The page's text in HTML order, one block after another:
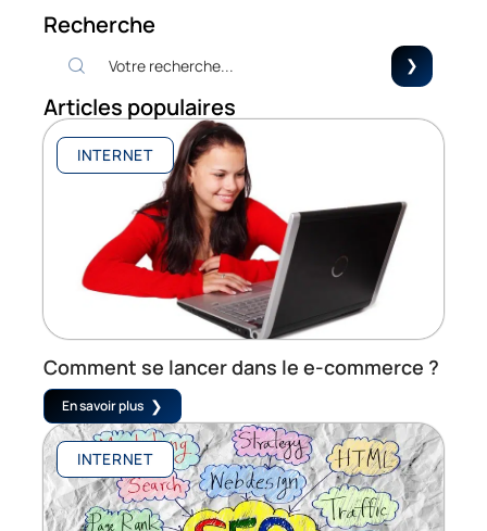
Recherche
Articles populaires
INTERNET
Comment se lancer dans le e-commerce ?
En savoir plus
INTERNET